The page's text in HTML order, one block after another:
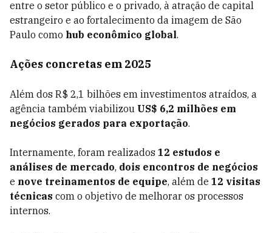
entre o setor público e o privado, à atração de capital
estrangeiro e ao fortalecimento da imagem de São
Paulo como hub econômico global.
Ações concretas em 2025
Além dos R$ 2,1 bilhões em investimentos atraídos, a
agência também viabilizou US$ 6,2 milhões em
negócios gerados para exportação.
Internamente, foram realizados 12 estudos e
análises de mercado, dois encontros de negócios
e nove treinamentos de equipe, além de 12 visitas
técnicas com o objetivo de melhorar os processos
internos.